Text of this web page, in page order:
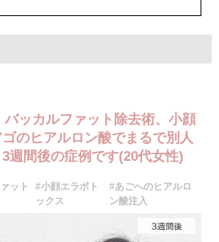
箇所に合わせて目立ちにくい箇所に2～3mm
レと呼ばれる細い管を用いて、脂肪細胞を直
、痛み、しびれ、むくみ、内出血、引き攣れ
ことがございます。また、稀に貧血、細菌感
覚鈍麻、ぼこつき、硬結、瘢痕化、色素沈
維の突出などを生じることがございます。
込)
ごと+162,800円(税込)
ッカルファット除去術、小顔
のヒアルロン酸でまるで別人
週間後の症例です(20代女性)
ット
#小顔エラボト
ックス
#あごへのヒアルロ
ン酸注入